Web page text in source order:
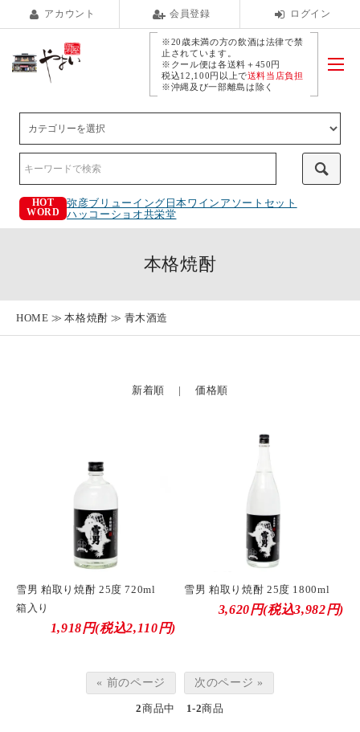
アカウント 会員登録 ログイン
※20歳未満の方の飲酒は法律で禁
止されています。
※クール便は各送料＋450円
税込12,100円以上で送料当店負担
※沖縄及び一部離島は除く
HOT
WORD
弥彦ブリューイング 日本ワインアソートセット
ハッコーショオ共栄堂
本格焼酎
HOME 本格焼酎 青木酒造
新着順 |価格順
雪男 粕取り焼酎 25度 720ml
箱入り
1,918円(税込2,110円)
雪男 粕取り焼酎 25度 1800ml
3,620円(税込3,982円)
« 前のページ 次のページ »
2商品中 1-2商品